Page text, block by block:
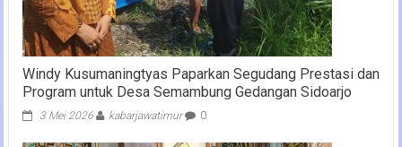
Windy Kusumaningtyas Paparkan Segudang Prestasi dan
Program untuk Desa Semambung Gedangan Sidoarjo
3 Mei 2026 kabarjawatimur 0